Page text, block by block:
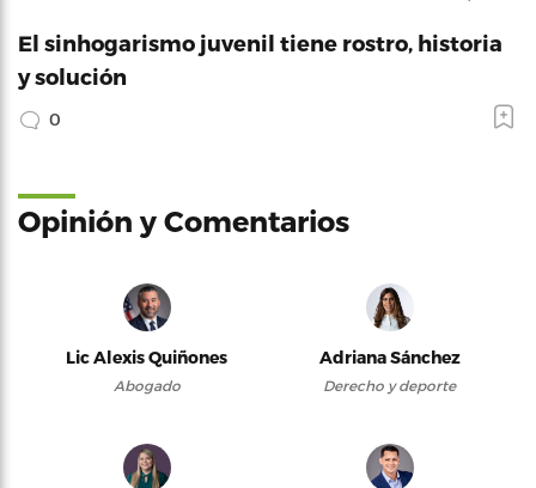
El sinhogarismo juvenil tiene rostro, historia
y solución
0
Opinión y Comentarios
Lic Alexis Quiñones
Abogado
Adriana Sánchez
Derecho y deporte